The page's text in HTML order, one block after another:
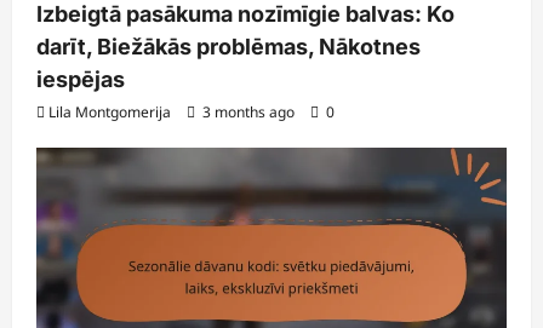
Izbeigtā pasākuma nozīmīgie balvas: Ko
darīt, Biežākās problēmas, Nākotnes
iespējas
Lila Montgomerija 3 months ago 0